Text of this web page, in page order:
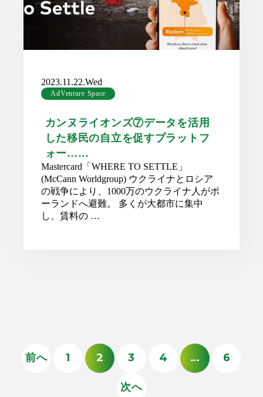
2023.11.22.Wed
AdVenture Space
カンヌライオンズ⑦データを活用
した移民の自立を促すプラットフ
ォー……
Mastercard「WHERE TO SETTLE」
(McCann Worldgroup) ウクライナとロシア
の戦争により、1000万のウクライナ人がポ
ーランドへ避難。 多くが大都市に集中
し、賃料の …
前へ 1 2 3 4 … 6
次へ